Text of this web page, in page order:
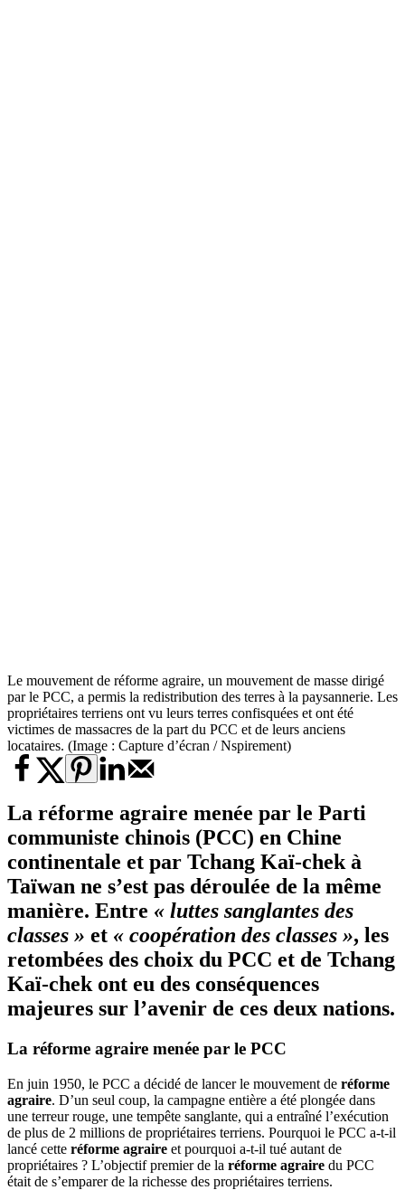
Le mouvement de réforme agraire, un mouvement de masse dirigé
par le PCC, a permis la redistribution des terres à la paysannerie. Les
propriétaires terriens ont vu leurs terres confisquées et ont été
victimes de massacres de la part du PCC et de leurs anciens
locataires. (Image : Capture d’écran / Nspirement)
La réforme agraire menée par le Parti
communiste chinois (PCC) en Chine
continentale et par Tchang Kaï-chek à
Taïwan ne s’est pas déroulée de la même
manière. Entre « luttes sanglantes des
classes » et « coopération des classes », les
retombées des choix du PCC et de Tchang
Kaï-chek ont eu des conséquences
majeures sur l’avenir de ces deux nations.
La réforme agraire menée par le PCC
En juin 1950, le PCC a décidé de lancer le mouvement de réforme
agraire. D’un seul coup, la campagne entière a été plongée dans
une terreur rouge, une tempête sanglante, qui a entraîné l’exécution
de plus de 2 millions de propriétaires terriens. Pourquoi le PCC a-t-il
lancé cette réforme agraire et pourquoi a-t-il tué autant de
propriétaires ? L’objectif premier de la réforme agraire du PCC
était de s’emparer de la richesse des propriétaires terriens.